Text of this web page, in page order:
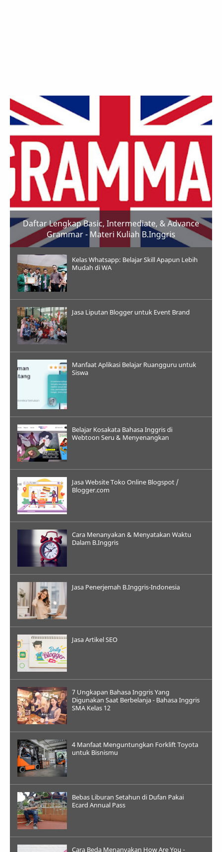
Daftar Lengkap Basic, Intermediate, & Advance
Grammar - Materi Kuliah B.Inggris
Kelas Whatsapp: Belajar Skill Apapun Lebih
Mudah di WA
Jasa Liputan Blogger untuk Event Brand
Manfaat Aplikasi Belajar Ruangguru untuk
Siswa
Belajar Kosakata Bahasa Inggris di
Webtoon Seru & Menyenangkan
Jasa Website Toko Online Blogspot /
Blogger.com
Cara Menanyakan & Menyatakan Waktu
Dalam B.Inggris
Jasa Penerjemah B.Inggris-Indonesia
Jasa Artikel SEO
7 Ungkapan Bahasa Inggris Yang
Digunakan Saat Berbelanja - Bahasa Inggris
SMA Kelas 12
4 Manfaat Menguntungkan Forklift Toyota
untuk Bisnismu
Bebas Liburan Setahun di Dufan Pakai
Ecard Annual Pass
Cara Beda Menanyakan How Are You -